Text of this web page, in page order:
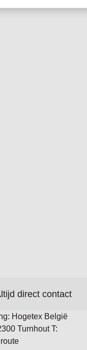
direct contact
Hogetex België
Turnhout T: